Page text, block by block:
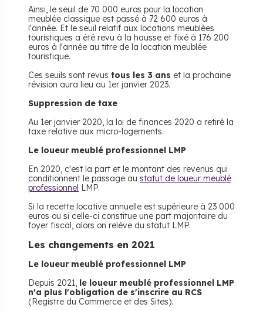
Ainsi, le seuil de 70 000 euros pour la location
meublée classique est passé à 72 600 euros à
l'année. Et le seuil relatif aux locations meublées
touristiques a été revu à la hausse et fixé à 176 200
euros à l'année au titre de la location meublée
touristique.
Ces seuils sont revus tous les 3 ans et la prochaine
révision aura lieu au 1er janvier 2023.
Suppression de taxe
Au 1er janvier 2020, la loi de finances 2020 a retiré la
taxe relative aux micro-logements.
Le loueur meublé professionnel LMP
En 2020, c'est la part et le montant des revenus qui
conditionnent le passage au statut de loueur meublé
professionnel LMP.
Si la recette locative annuelle est supérieure à 23 000
euros ou si celle-ci constitue une part majoritaire du
foyer fiscal, alors on relève du statut LMP.
Les changements en 2021
Le loueur meublé professionnel LMP
Depuis 2021, le loueur meublé professionnel LMP
n'a plus l'obligation de s'inscrire au RCS
(Registre du Commerce et des Sites).